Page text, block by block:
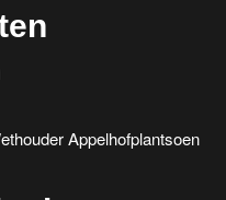
Appelhofplantsoen